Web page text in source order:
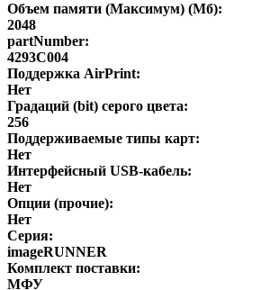
Объем памяти (Максимум) (Мб):
2048
partNumber:
4293C004
Поддержка AirPrint:
Нет
Градаций (bit) серого цвета:
256
Поддерживаемые типы карт:
Нет
Интерфейсный USB-кабель:
Нет
Опции (прочие):
Нет
Серия:
imageRUNNER
Комплект поставки:
МФУ